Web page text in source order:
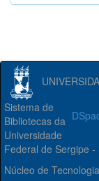
Sistema de
Bibliotecas da
Universidade
Federal de Sergipe -
Núcleo de